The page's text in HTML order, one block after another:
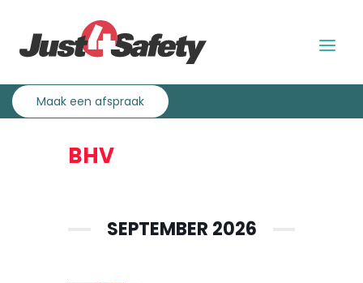
gaan
hoofdnavigatie
Menu
Maak een afspraak
BHV
SEPTEMBER 2026